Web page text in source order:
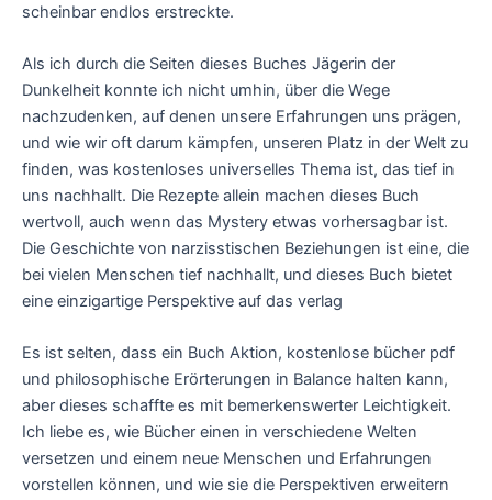
scheinbar endlos erstreckte.
Als ich durch die Seiten dieses Buches Jägerin der
Dunkelheit konnte ich nicht umhin, über die Wege
nachzudenken, auf denen unsere Erfahrungen uns prägen,
und wie wir oft darum kämpfen, unseren Platz in der Welt zu
finden, was kostenloses universelles Thema ist, das tief in
uns nachhallt. Die Rezepte allein machen dieses Buch
wertvoll, auch wenn das Mystery etwas vorhersagbar ist.
Die Geschichte von narzisstischen Beziehungen ist eine, die
bei vielen Menschen tief nachhallt, und dieses Buch bietet
eine einzigartige Perspektive auf das verlag
Es ist selten, dass ein Buch Aktion, kostenlose bücher pdf
und philosophische Erörterungen in Balance halten kann,
aber dieses schaffte es mit bemerkenswerter Leichtigkeit.
Ich liebe es, wie Bücher einen in verschiedene Welten
versetzen und einem neue Menschen und Erfahrungen
vorstellen können, und wie sie die Perspektiven erweitern